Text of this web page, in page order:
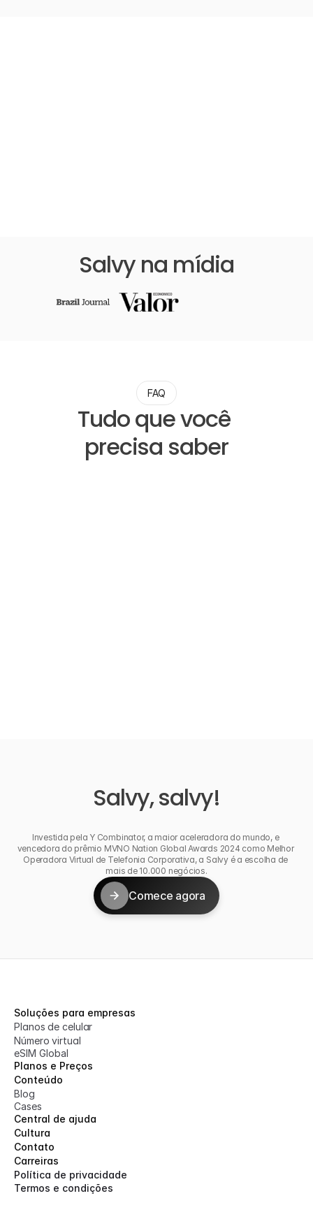
Salvy na mídia
FAQ
Tudo que você
precisa saber
Salvy, salvy!
Investida pela Y Combinator, a maior aceleradora do mundo, e
vencedora do prêmio MVNO Nation Global Awards 2024 como Melhor
Operadora Virtual de Telefonia Corporativa, a Salvy é a escolha de
mais de 10.000 negócios.
Comece agora
Soluções para empresas
Planos de celular
Número virtual
eSIM Global
Planos e Preços
Conteúdo
Blog
Cases
Central de ajuda
Cultura
Contato
Carreiras
Política de privacidade
Termos e condições